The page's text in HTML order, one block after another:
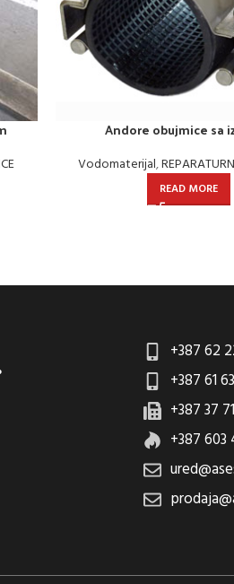
Andore obujmice sa
Vodomaterijal,
READ MORE
+387 62
+387 61
+387 37
+387